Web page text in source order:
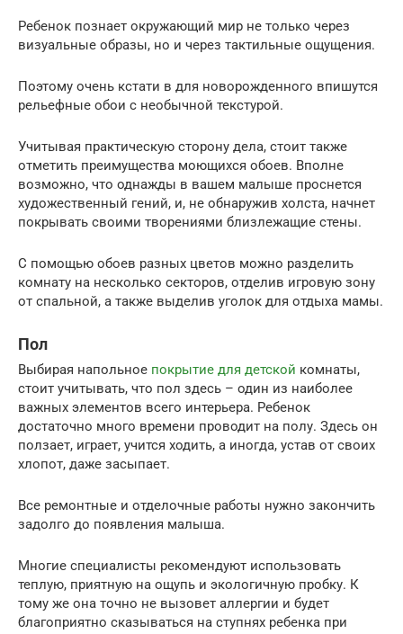
Ребенок познает окружающий мир не только через
визуальные образы, но и через тактильные ощущения.
Поэтому очень кстати в для новорожденного впишутся
рельефные обои с необычной текстурой.
Учитывая практическую сторону дела, стоит также
отметить преимущества моющихся обоев. Вполне
возможно, что однажды в вашем малыше проснется
художественный гений, и, не обнаружив холста, начнет
покрывать своими творениями близлежащие стены.
С помощью обоев разных цветов можно разделить
комнату на несколько секторов, отделив игровую зону
от спальной, а также выделив уголок для отдыха мамы.
Пол
Выбирая напольное покрытие для детской комнаты,
стоит учитывать, что пол здесь – один из наиболее
важных элементов всего интерьера. Ребенок
достаточно много времени проводит на полу. Здесь он
ползает, играет, учится ходить, а иногда, устав от своих
хлопот, даже засыпает.
Все ремонтные и отделочные работы нужно закончить
задолго до появления малыша.
Многие специалисты рекомендуют использовать
теплую, приятную на ощупь и экологичную пробку. К
тому же она точно не вызовет аллергии и будет
благоприятно сказываться на ступнях ребенка при